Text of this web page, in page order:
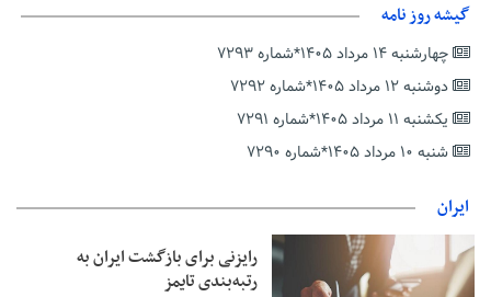
دفتر رهبر انقلاب: مطالب خارج از مراجع رسمی فاقد سندیت است
بقائی: فضای مذاکرات فنی و سیاسی ایران و عمان درباره تنگه هرمز،
مثبت است
رئیس سازمان جهاد کشاورزی استان: کشاورزان گیلان نسبت به
دریافت یارانه کود اقدام کنند
گیشه روز نامه
چهارشنبه ۱۴ مرداد ۱۴۰۵*شماره ۷۲۹۳
دوشنبه ۱۲ مرداد ۱۴۰۵*شماره ۷۲۹۲
یکشنبه ۱۱ مرداد ۱۴۰۵*شماره ۷۲۹۱
شنبه ۱۰ مرداد ۱۴۰۵*شماره ۷۲۹۰
ایران
رایزنی برای بازگشت ایران به
رتبه‌بندی تایمز